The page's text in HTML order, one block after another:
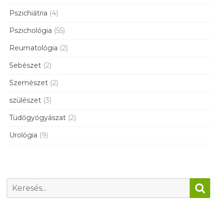
Pszichiátria (4)
Pszichológia (55)
Reumatológia (2)
Sebészet (2)
Szemészet (2)
szülészet (3)
Tüdőgyógyászat (2)
Urológia (9)